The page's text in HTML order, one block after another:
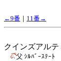
←9番 ｜ 11番→
クインズアルテ
父 ｼﾙﾊﾞｰｽﾃｰﾄ